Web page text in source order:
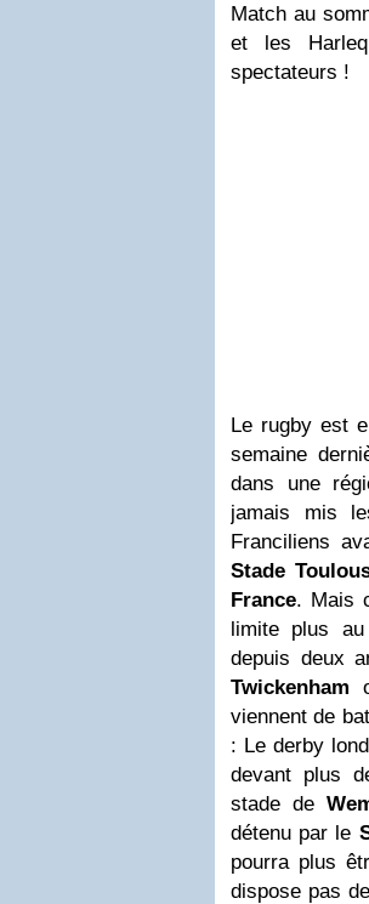
Match au
et les
spectateurs !
Le rugby est
semaine
dans une
jamais mis
Franciliens
Stade
France. Mais
limite plus
depuis deux
Twickenham
viennent de
: Le derby
devant plus
stade de
détenu par le
pourra plus
dispose pas